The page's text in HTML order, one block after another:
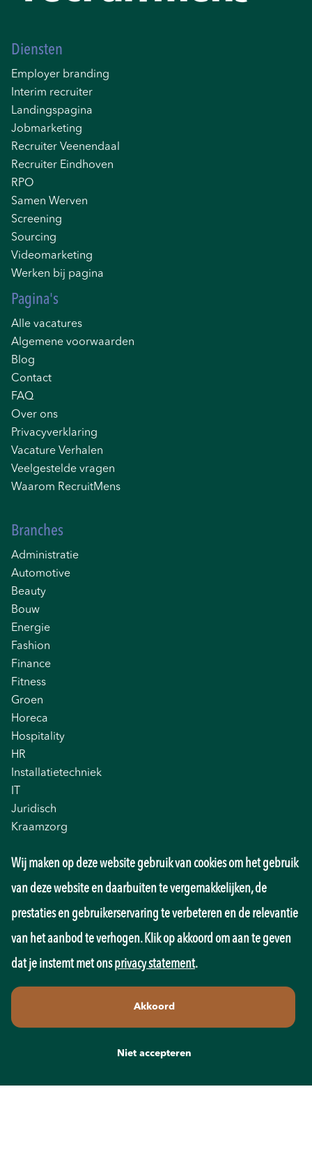
Diensten
Employer branding
Interim recruiter
Landingspagina
Jobmarketing
Recruiter Veenendaal
Recruiter Eindhoven
RPO
Samen Werven
Screening
Sourcing
Videomarketing
Werken bij pagina
Pagina's
Alle vacatures
Algemene voorwaarden
Blog
Contact
FAQ
Over ons
Privacyverklaring
Vacature Verhalen
Veelgestelde vragen
Waarom RecruitMens
Branches
Administratie
Automotive
Beauty
Bouw
Energie
Fashion
Finance
Fitness
Groen
Horeca
Hospitality
HR
Installatietechniek
Juridisch
Kraamzorg
Management
Marketing
Overheid
Pedagogiek
Productie
Retail
Sales
Transport
Contact
Wij maken op deze website gebruik van cookies om het gebruik
van deze website en daarbuiten te vergemakkelijken, de
prestaties en gebruikerservaring te verbeteren en de relevantie
van het aanbod te verhogen. Klik op akkoord om aan te geven
dat je instemt met onsprivacy statement.
Akkoord
Niet accepteren